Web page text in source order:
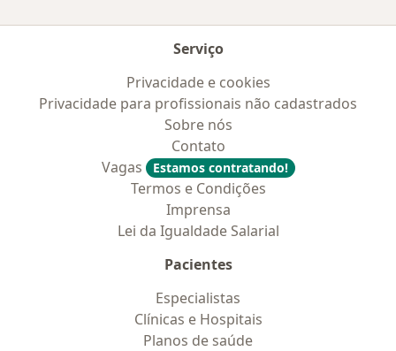
Serviço
Privacidade e cookies
Privacidade para profissionais não cadastrados
Sobre nós
Contato
Vagas
Estamos contratando!
Termos e Condições
Imprensa
Lei da Igualdade Salarial
Pacientes
Especialistas
Clínicas e Hospitais
Planos de saúde